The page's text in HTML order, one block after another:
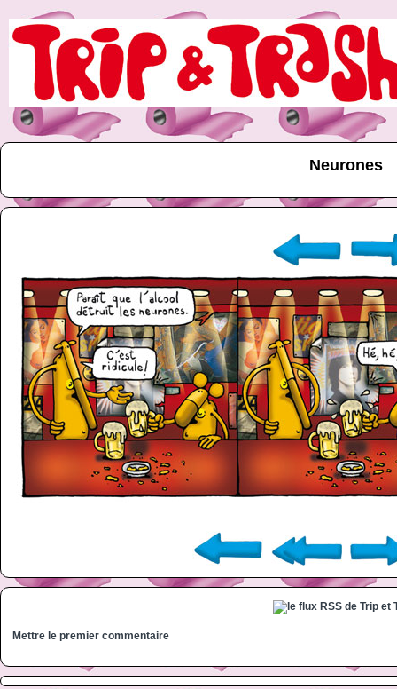
Neurones
Mettre le premier commentaire